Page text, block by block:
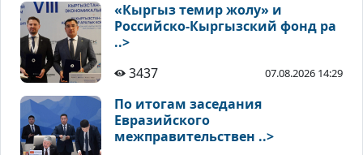
«Кыргыз темир жолу» и
Российско-Кыргызский фонд ра
..>
3437
07.08.2026 14:29
По итогам заседания
Евразийского
межправительствен ..>